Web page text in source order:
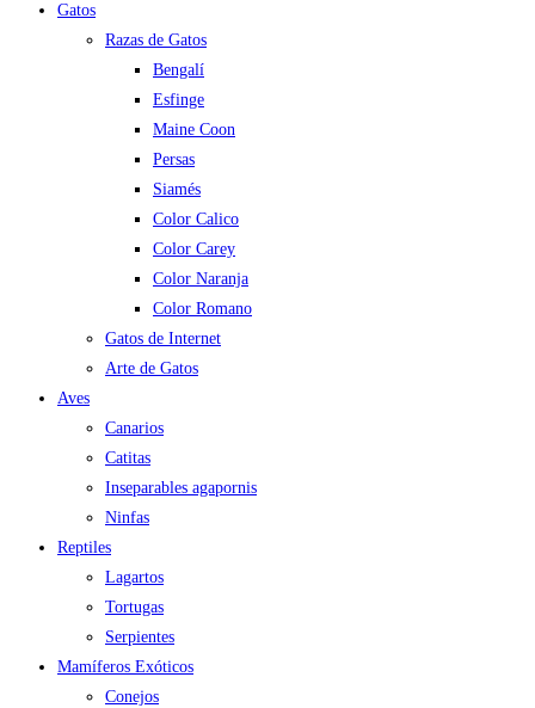
Gatos
Razas de Gatos
Bengalí
Esfinge
Maine Coon
Persas
Siamés
Color Calico
Color Carey
Color Naranja
Color Romano
Gatos de Internet
Arte de Gatos
Aves
Canarios
Catitas
Inseparables agapornis
Ninfas
Reptiles
Lagartos
Tortugas
Serpientes
Mamíferos Exóticos
Conejos